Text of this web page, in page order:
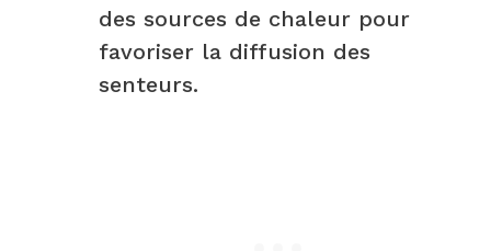
des sources de chaleur pour
favoriser la diffusion des
senteurs.